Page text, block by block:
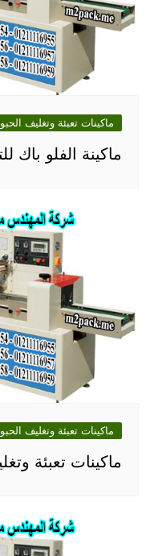
ماكينات تعبئة وتغليف
ماكينة الفلو باك
ماكينات تعبئة وتغليف
ماكينات تعبئة